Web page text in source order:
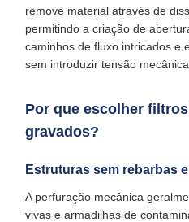
remove material através de
permitindo a criação de
caminhos de fluxo intricados e
sem introduzir tensão
Por que escolher
gravados?
Estruturas sem rebarbas
A perfuração mecânica
vivas e armadilhas de